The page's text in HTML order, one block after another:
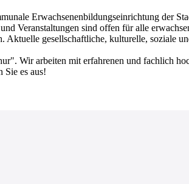
Erwachsenenbildungseinrichtung der
Veranstaltungen sind offen für alle
gesellschaftliche, kulturelle, soziale
Wir arbeiten mit erfahrenen und fachlich
es aus!